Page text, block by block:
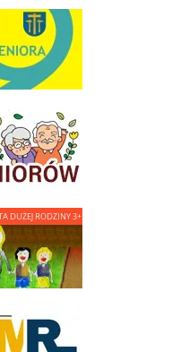
Aktywnego Seniora
Seniorow - Wieliczka
Dużej Rodziny